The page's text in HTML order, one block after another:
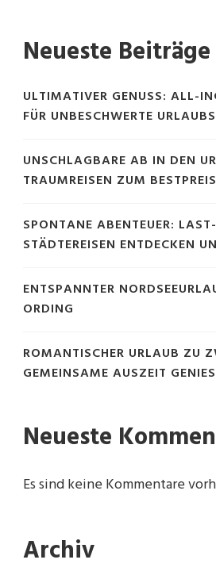
Neueste Beiträge
ULTIMATIVER GENUSS: ALL-
FÜR UNBESCHWERTE
UNSCHLAGBARE AB IN DEN
TRAUMREISEN ZUM
SPONTANE ABENTEUER:
STÄDTEREISEN ENTDECKEN
ENTSPANNTER
ORDING
ROMANTISCHER URLAUB ZU
GEMEINSAME AUSZEIT
Neueste
Es sind keine Kommentare
Archiv